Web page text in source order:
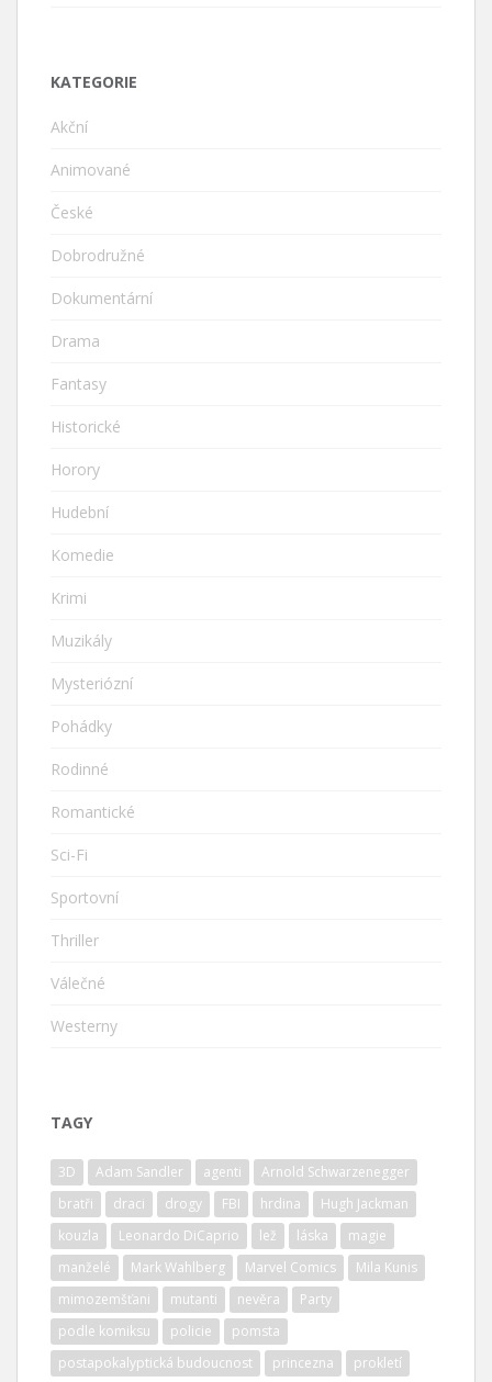
KATEGORIE
Akční
Animované
České
Dobrodružné
Dokumentární
Drama
Fantasy
Historické
Horory
Hudební
Komedie
Krimi
Muzikály
Mysteriózní
Pohádky
Rodinné
Romantické
Sci-Fi
Sportovní
Thriller
Válečné
Westerny
TAGY
3D Adam Sandler agenti
Arnold Schwarzenegger
bratři
draci drogy FBI hrdina
Hugh Jackman
kouzla
Leonardo DiCaprio lež láska
magie
manželé
Mark Wahlberg Marvel Comics
Mila Kunis
mimozemšťani
mutanti nevěra
Party
podle komiksu
policie
pomsta
postapokalyptická budoucnost
princezna prokletí